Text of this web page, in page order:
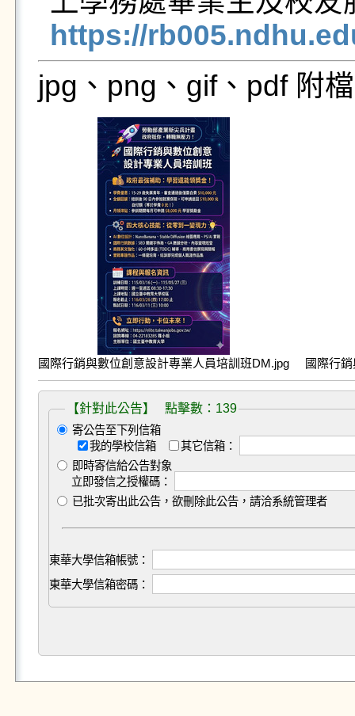
https://
jpg、png、gif、pdf 附
國際行銷與數位創意設計專業人員培訓班DM.jpg 國際行
【針對此公告】 點擊數：139
寄公告至下列信箱
我的學校信箱
其它信箱：
即時寄信給公告對象
立即發信之授權碼：
已批次寄出此公告，欲刪除此公告，請洽系統管理者
東華大學信箱帳號：
東華大學信箱密碼：